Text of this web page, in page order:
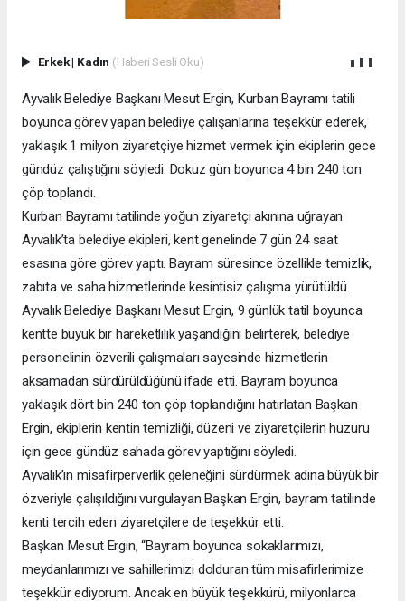
Erkek| Kadın (Haberi Sesli Oku)
Ayvalık Belediye Başkanı Mesut Ergin, Kurban Bayramı tatili
boyunca görev yapan belediye çalışanlarına teşekkür ederek,
yaklaşık 1 milyon ziyaretçiye hizmet vermek için ekiplerin gece
gündüz çalıştığını söyledi. Dokuz gün boyunca 4 bin 240 ton
çöp toplandı.
Kurban Bayramı tatilinde yoğun ziyaretçi akınına uğrayan
Ayvalık’ta belediye ekipleri, kent genelinde 7 gün 24 saat
esasına göre görev yaptı. Bayram süresince özellikle temizlik,
zabıta ve saha hizmetlerinde kesintisiz çalışma yürütüldü.
Ayvalık Belediye Başkanı Mesut Ergin, 9 günlük tatil boyunca
kentte büyük bir hareketlilik yaşandığını belirterek, belediye
personelinin özverili çalışmaları sayesinde hizmetlerin
aksamadan sürdürüldüğünü ifade etti. Bayram boyunca
yaklaşık dört bin 240 ton çöp toplandığını hatırlatan Başkan
Ergin, ekiplerin kentin temizliği, düzeni ve ziyaretçilerin huzuru
için gece gündüz sahada görev yaptığını söyledi.
Ayvalık’ın misafirperverlik geleneğini sürdürmek adına büyük bir
özveriyle çalışıldığını vurgulayan Başkan Ergin, bayram tatilinde
kenti tercih eden ziyaretçilere de teşekkür etti.
Başkan Mesut Ergin, “Bayram boyunca sokaklarımızı,
meydanlarımızı ve sahillerimizi dolduran tüm misafirlerimize
teşekkür ediyorum. Ancak en büyük teşekkürü, milyonlarca